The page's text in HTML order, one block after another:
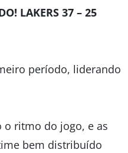
LAKERS 37 – 25
período, liderando
o ritmo do jogo, e as
bem distribuído